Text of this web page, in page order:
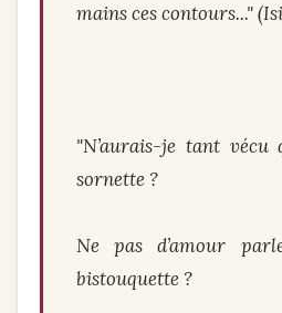
mains ces contours..."
"N’aurais-je tant
sornette ?
Ne pas d’amour
bistouquette ?